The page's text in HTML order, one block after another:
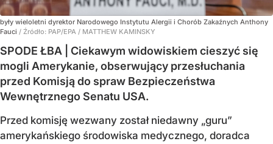
były wieloletni dyrektor Narodowego Instytutu Alergii i Chorób Zakaźnych Anthony
Fauci / Źródło: PAP/EPA / MATTHEW KAMINSKY
SPODE ŁBA | Ciekawym widowiskiem cieszyć się
mogli Amerykanie, obserwujący przesłuchania
przed Komisją do spraw Bezpieczeństwa
Wewnętrznego Senatu USA.
Przed komisję wezwany został niedawny „guru”
amerykańskiego środowiska medycznego, doradca